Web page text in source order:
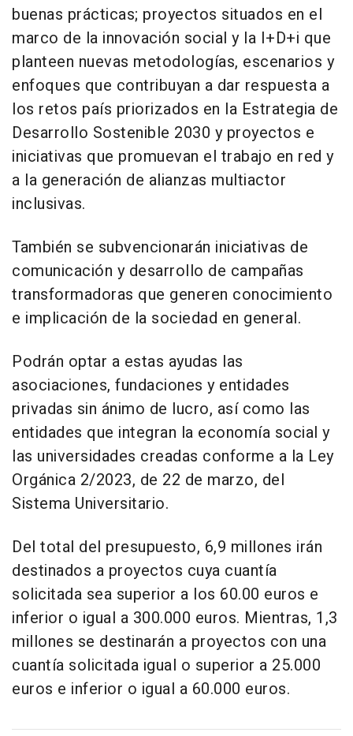
buenas prácticas; proyectos situados en el
marco de la innovación social y la I+D+i que
planteen nuevas metodologías, escenarios y
enfoques que contribuyan a dar respuesta a
los retos país priorizados en la Estrategia de
Desarrollo Sostenible 2030 y proyectos e
iniciativas que promuevan el trabajo en red y
a la generación de alianzas multiactor
inclusivas.
También se subvencionarán iniciativas de
comunicación y desarrollo de campañas
transformadoras que generen conocimiento
e implicación de la sociedad en general.
Podrán optar a estas ayudas las
asociaciones, fundaciones y entidades
privadas sin ánimo de lucro, así como las
entidades que integran la economía social y
las universidades creadas conforme a la Ley
Orgánica 2/2023, de 22 de marzo, del
Sistema Universitario.
Del total del presupuesto, 6,9 millones irán
destinados a proyectos cuya cuantía
solicitada sea superior a los 60.00 euros e
inferior o igual a 300.000 euros. Mientras, 1,3
millones se destinarán a proyectos con una
cuantía solicitada igual o superior a 25.000
euros e inferior o igual a 60.000 euros.